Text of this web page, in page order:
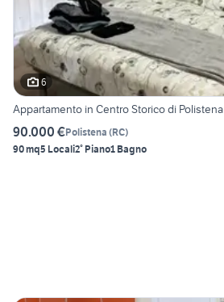
6
Appartamento in Centro Storico di Polistena
90.000 €Polistena (RC)
90 mq5 Locali2° Piano1 Bagno